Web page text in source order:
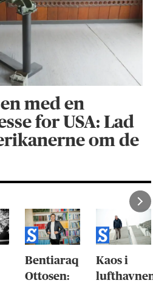
med en
for USA: Lad
om de
Bentiaraq
Ottosen:
Kaos i